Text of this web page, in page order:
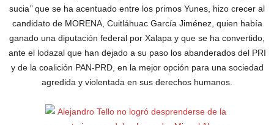
sucia’’ que se ha acentuado entre los primos Yunes, hizo crecer al
candidato de MORENA, Cuitláhuac García Jiménez, quien había
ganado una diputación federal por Xalapa y que se ha convertido,
ante el lodazal que han dejado a su paso los abanderados del PRI
y de la coalición PAN-PRD, en la mejor opción para una sociedad
agredida y violentada en sus derechos humanos.